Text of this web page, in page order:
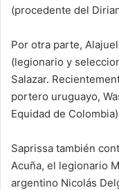
(procedente del
Por otra parte,
(legionario y
Salazar.
portero uruguayo,
Equidad de
Saprissa también
Acuña, el legionario
argentino Nicolás